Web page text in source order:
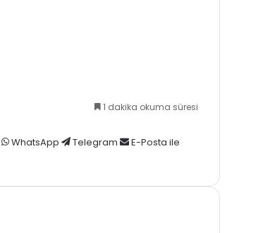
1 dakika okuma süresi
WhatsApp Telegram
E-Posta ile
Sequence’i Satın Alıyor!